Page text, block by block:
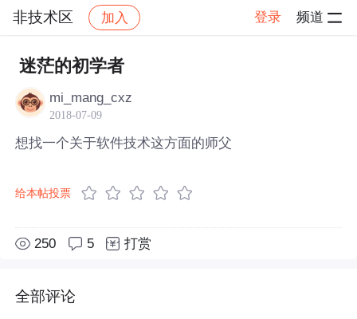
非技术区 加入 登录 频道
社区 非技术区
迷茫的初学者
mi_mang_cxz
2018-07-09
想找一个关于软件技术这方面的师父
给本帖投票
250 5 打赏
全部评论